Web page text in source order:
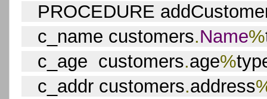
PROCEDURE
c_name customers.Name%
c_age  customers.age%
c_addr customers.address